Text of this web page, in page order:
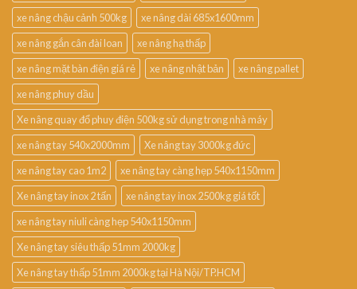
xe nâng chậu cảnh 500kg
xe nâng dài 685x1600mm
xe nâng gắn cân đài loan
xe nâng hạ thấp
xe nâng mặt bàn điện giá rẻ
xe nâng nhật bản
xe nâng pallet
xe nâng phuy dầu
Xe nâng quay đổ phuy điện 500kg sử dụng trong nhà máy
xe nâng tay 540x2000mm
Xe nâng tay 3000kg đức
xe nâng tay cao 1m2
xe nâng tay càng hẹp 540x1150mm
Xe nâng tay inox 2 tấn
xe nâng tay inox 2500kg giá tốt
xe nâng tay niuli càng hẹp 540x1150mm
Xe nâng tay siêu thấp 51mm 2000kg
Xe nâng tay thấp 51mm 2000kg tại Hà Nội/TP.HCM